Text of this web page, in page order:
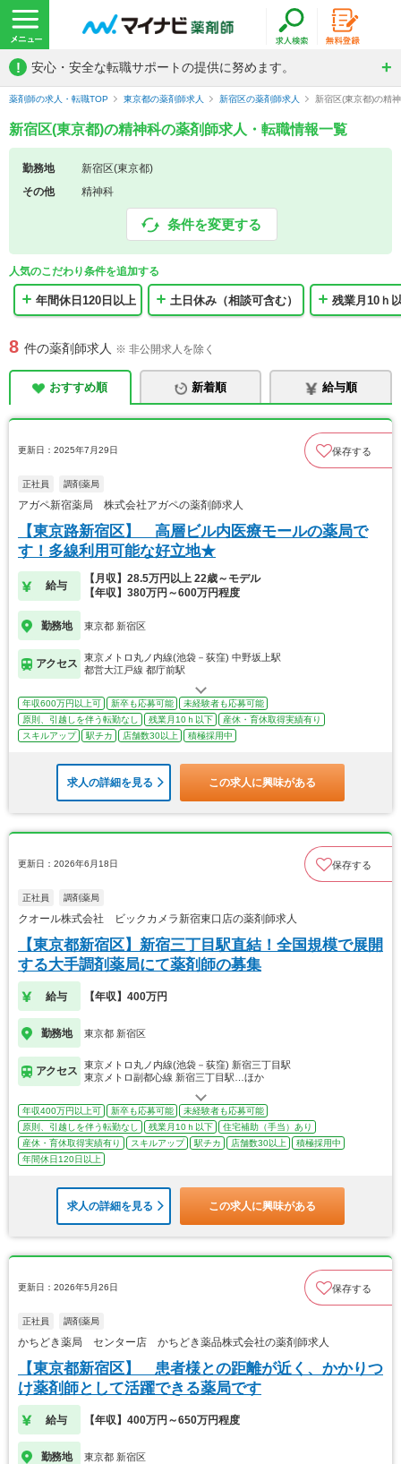
! 安心・安全な転職サポートの提供に努めます。
薬剤師の求人・転職TOP 東京都の薬剤師求人 新宿区の薬剤師求人 新宿区(東京都)の精
新宿区(東京都)の精神科の薬剤師求人・転職情報一覧
勤務地
新宿区(東京都)
その他
精神科
条件を変更する
人気のこだわり条件を追加する
年間休日120日以上 土日休み（相談可含む） 残業月10ｈ
8 件の薬剤師求人 ※ 非公開求人を除く
おすすめ順 新着順 給与順
更新日：2025年7月29日 保存する
正社員 調剤薬局
アガペ新宿薬局 株式会社アガペの薬剤師求人
【東京路新宿区】 高層ビル内医療モールの薬局で
す！多線利用可能な好立地★
給与
【月収】28.5万円以上 22歳～モデル
【年収】380万円～600万円程度
勤務地 東京都 新宿区
アクセス
東京メトロ丸ノ内線(池袋－荻窪) 中野坂上駅
都営大江戸線 都庁前駅
年収600万円以上可 新卒も応募可能
未経験者も応募可能
原則、引越しを伴う転勤なし
残業月10ｈ以下
産休・育休取得実績有り
スキルアップ
駅チカ 店舗数30以上 積極採用中
求人の詳細を見る この求人に興味がある
更新日：2026年6月18日 保存する
正社員 調剤薬局
クオール株式会社 ビックカメラ新宿東口店の薬剤師求人
【東京都新宿区】新宿三丁目駅直結！全国規模で展開
する大手調剤薬局にて薬剤師の募集
給与 【年収】400万円
勤務地 東京都 新宿区
アクセス
東京メトロ丸ノ内線(池袋－荻窪) 新宿三丁目駅
東京メトロ副都心線 新宿三丁目駅…ほか
年収400万円以上可 新卒も応募可能
未経験者も応募可能
原則、引越しを伴う転勤なし
残業月10ｈ以下
住宅補助（手当）あり
産休・育休取得実績有り
スキルアップ 駅チカ 店舗数30以上
積極採用中
年間休日120日以上
求人の詳細を見る この求人に興味がある
更新日：2026年5月26日 保存する
正社員 調剤薬局
かちどき薬局 センター店 かちどき薬品株式会社の薬剤師求人
【東京都新宿区】 患者様との距離が近く、かかりつ
け薬剤師として活躍できる薬局です
給与 【年収】400万円～650万円程度
勤務地 東京都 新宿区